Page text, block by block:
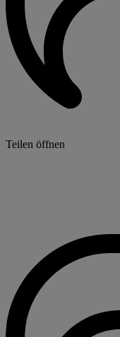
Teilen öffnen